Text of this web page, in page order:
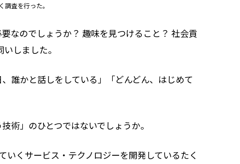
査を行った。
なのでしょうか？ 趣味を見つけること？ 社会貢
しました。
誰かと話しをしている」「どんどん、はじめて
術」のひとつではないでしょうか。
くサービス・テクノロジーを開発しているたく